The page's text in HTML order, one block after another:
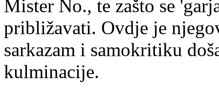
Mister No., te zašto se
približavati. Ovdje je
sarkazam i samokritiku
kulminacije.